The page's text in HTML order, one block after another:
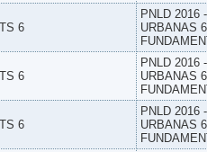
6
PNLD 2016
URBANAS
6
PNLD 2016
URBANAS
6
PNLD 2016
URBANAS